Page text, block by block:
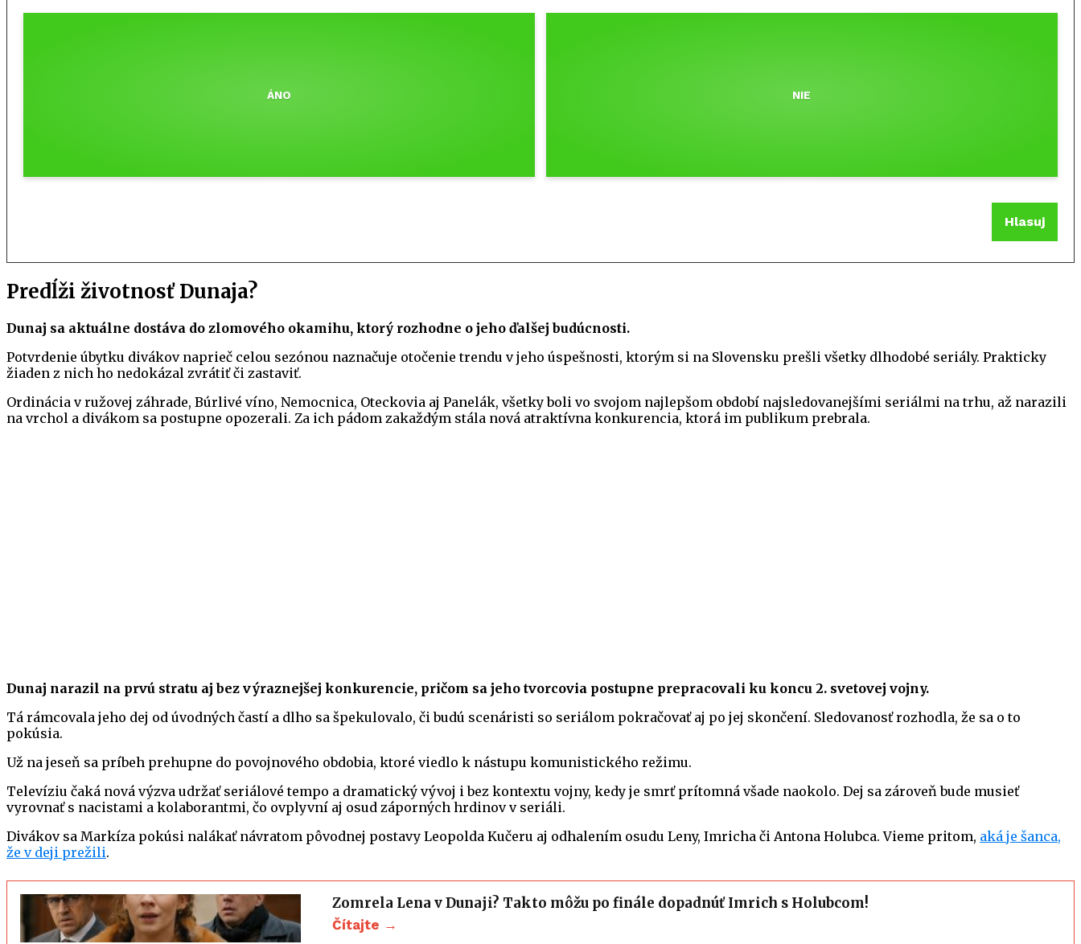
ÁNO NIE
Hlasuj
Predĺži životnosť Dunaja?
Dunaj sa aktuálne dostáva do zlomového okamihu, ktorý rozhodne o jeho ďalšej budúcnosti.
Potvrdenie úbytku divákov naprieč celou sezónou naznačuje otočenie trendu v jeho úspešnosti, ktorým si na Slovensku prešli všetky dlhodobé seriály. Prakticky
žiaden z nich ho nedokázal zvrátiť či zastaviť.
Ordinácia v ružovej záhrade, Búrlivé víno, Nemocnica, Oteckovia aj Panelák, všetky boli vo svojom najlepšom období najsledovanejšími seriálmi na trhu, až narazili
na vrchol a divákom sa postupne opozerali. Za ich pádom zakaždým stála nová atraktívna konkurencia, ktorá im publikum prebrala.
Dunaj narazil na prvú stratu aj bez výraznejšej konkurencie, pričom sa jeho tvorcovia postupne prepracovali ku koncu 2. svetovej vojny.
Tá rámcovala jeho dej od úvodných častí a dlho sa špekulovalo, či budú scenáristi so seriálom pokračovať aj po jej skončení. Sledovanosť rozhodla, že sa o to
pokúsia.
Už na jeseň sa príbeh prehupne do povojnového obdobia, ktoré viedlo k nástupu komunistického režimu.
Televíziu čaká nová výzva udržať seriálové tempo a dramatický vývoj i bez kontextu vojny, kedy je smrť prítomná všade naokolo. Dej sa zároveň bude musieť
vyrovnať s nacistami a kolaborantmi, čo ovplyvní aj osud záporných hrdinov v seriáli.
Divákov sa Markíza pokúsi nalákať návratom pôvodnej postavy Leopolda Kučeru aj odhalením osudu Leny, Imricha či Antona Holubca. Vieme pritom, aká je šanca,
že v deji prežili.
Zomrela Lena v Dunaji? Takto môžu po finále dopadnúť Imrich s Holubcom!
Čítajte →